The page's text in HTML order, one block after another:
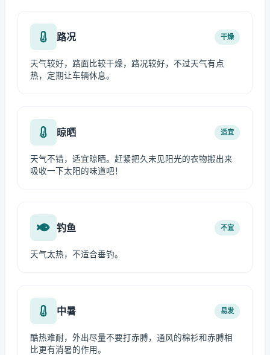
路况 干燥
天气较好，路面比较干燥，路况较好，不过天气有点
热，定期让车辆休息。
晾晒 适宜
天气不错，适宜晾晒。赶紧把久未见阳光的衣物搬出来
吸收一下太阳的味道吧！
钓鱼 不宜
天气太热，不适合垂钓。
中暑 易发
酷热难耐，外出尽量不要打赤膊，通风的棉衫和赤膊相
比更有消暑的作用。